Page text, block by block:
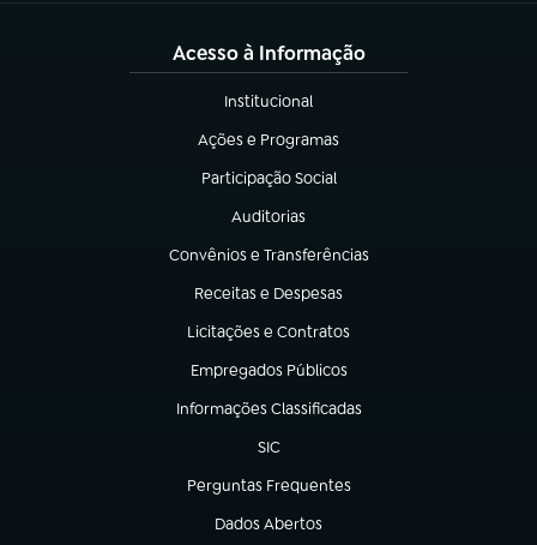
Acesso à Informação
Institucional
(abre em nova aba)
Ações e Programas
(abre em nova aba)
Participação Social
(abre em nova aba)
Auditorias
(abre em nova aba)
Convênios e Transferências
(abre em nova aba)
Receitas e Despesas
(abre em nova aba)
Licitações e Contratos
(abre em nova aba)
Empregados Públicos
(abre em nova aba)
Informações Classificadas
(abre em nova aba)
SIC
(abre em nova aba)
Perguntas Frequentes
(abre em nova aba)
Dados Abertos
(abre em nova aba)